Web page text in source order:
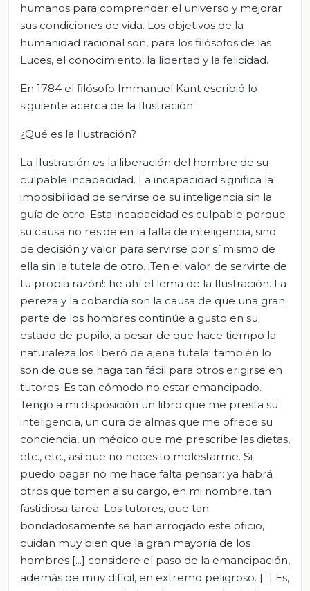
humanos para comprender el universo y mejorar
sus condiciones de vida. Los objetivos de la
humanidad racional son, para los filósofos de las
Luces, el conocimiento, la libertad y la felicidad.
En 1784 el filósofo Immanuel Kant escribió lo
siguiente acerca de la Ilustración:
¿Qué es la Ilustración?
La Ilustración es la liberación del hombre de su
culpable incapacidad. La incapacidad significa la
imposibilidad de servirse de su inteligencia sin la
guía de otro. Esta incapacidad es culpable porque
su causa no reside en la falta de inteligencia, sino
de decisión y valor para servirse por sí mismo de
ella sin la tutela de otro. ¡Ten el valor de servirte de
tu propia razón!: he ahí el lema de la Ilustración. La
pereza y la cobardía son la causa de que una gran
parte de los hombres continúe a gusto en su
estado de pupilo, a pesar de que hace tiempo la
naturaleza los liberó de ajena tutela; también lo
son de que se haga tan fácil para otros erigirse en
tutores. Es tan cómodo no estar emancipado.
Tengo a mi disposición un libro que me presta su
inteligencia, un cura de almas que me ofrece su
conciencia, un médico que me prescribe las dietas,
etc., etc., así que no necesito molestarme. Si
puedo pagar no me hace falta pensar: ya habrá
otros que tomen a su cargo, en mi nombre, tan
fastidiosa tarea. Los tutores, que tan
bondadosamente se han arrogado este oficio,
cuidan muy bien que la gran mayoría de los
hombres [...] considere el paso de la emancipación,
además de muy difícil, en extremo peligroso. [...] Es,